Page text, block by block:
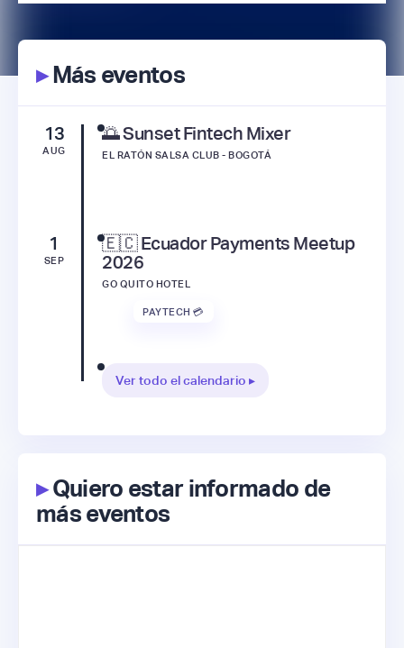
▸Más eventos
13
AUG
🌅 Sunset Fintech Mixer
EL RATÓN SALSA CLUB - BOGOTÁ
1
SEP
🇪🇨 Ecuador Payments Meetup
2026
GO QUITO HOTEL
PAYTECH 💳
Ver todo el calendario ▸
▸Quiero estar informado de
más eventos